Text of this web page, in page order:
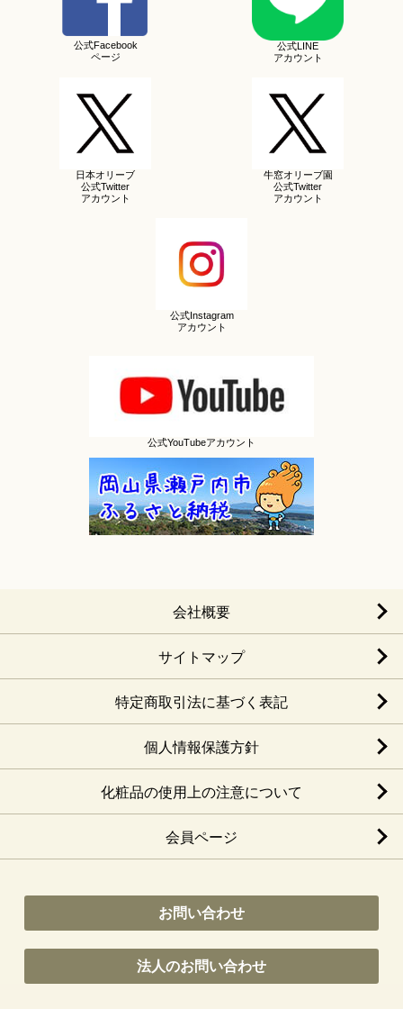
公式Facebook
ページ
公式LINE
アカウント
日本オリーブ
公式Twitter
アカウント
牛窓オリーブ園
公式Twitter
アカウント
公式Instagram
アカウント
公式YouTubeアカウント
会社概要
サイトマップ
特定商取引法に基づく表記
個人情報保護方針
化粧品の使用上の注意について
会員ページ
お問い合わせ
法人のお問い合わせ